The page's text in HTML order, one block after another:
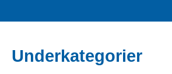
Underkategorier